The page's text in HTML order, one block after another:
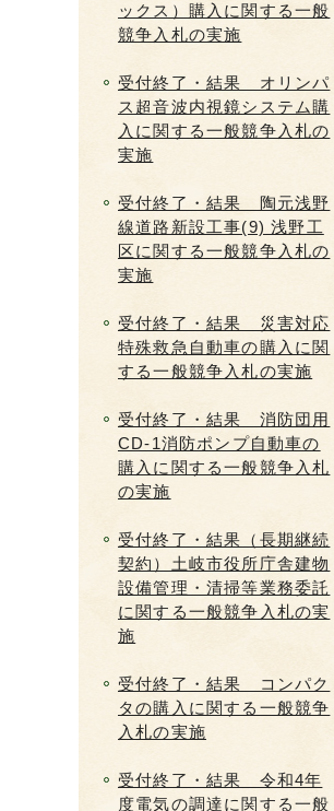
ックス）購入に関する一般
競争入札の実施
受付終了・結果 オリンパ
ス超音波内視鏡システム購
入に関する一般競争入札の
実施
受付終了・結果 陶元浅野
線道路新設工事(9) 浅野工
区に関する一般競争入札の
実施
受付終了・結果 災害対応
特殊救急自動車の購入に関
する一般競争入札の実施
受付終了・結果 消防団用
CD-1消防ポンプ自動車の
購入に関する一般競争入札
の実施
受付終了・結果（長期継続
契約）土岐市役所庁舎建物
設備管理・清掃等業務委託
に関する一般競争入札の実
施
受付終了・結果 コンパク
タの購入に関する一般競争
入札の実施
受付終了・結果 令和4年
度電気の調達に関する一般